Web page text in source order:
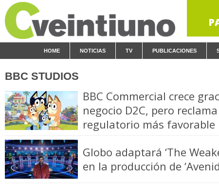
HOME NOTICIAS TV PUBLICACIONES
BBC STUDIOS
BBC Commercial crece
negocio D2C, pero
regulatorio más favorable
Globo adaptará ‘The
en la producción de